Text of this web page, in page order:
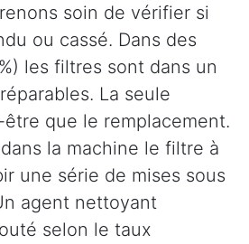
soin de vérifier si
ou cassé. Dans des
les filtres sont dans un
La seule
que le remplacement.
la machine le filtre à
une série de mises sous
agent nettoyant
selon le taux